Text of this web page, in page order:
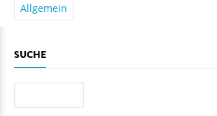
Allgemein
SUCHE